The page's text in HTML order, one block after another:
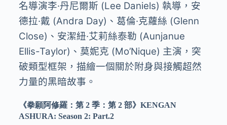
名導演李·丹尼爾斯 (Lee Daniels) 執導，安
德拉·戴 (Andra Day)、葛倫·克蘿絲 (Glenn
Close)、安潔紐·艾莉絲泰勒 (Aunjanue
Ellis-Taylor)、莫妮克 (Mo’Nique) 主演，突
破類型框架，描繪一個關於附身與接觸超然
力量的黑暗故事。
《拳願阿修羅：第 2 季：第 2 部》 KENGAN
ASHURA: Season 2: Part.2